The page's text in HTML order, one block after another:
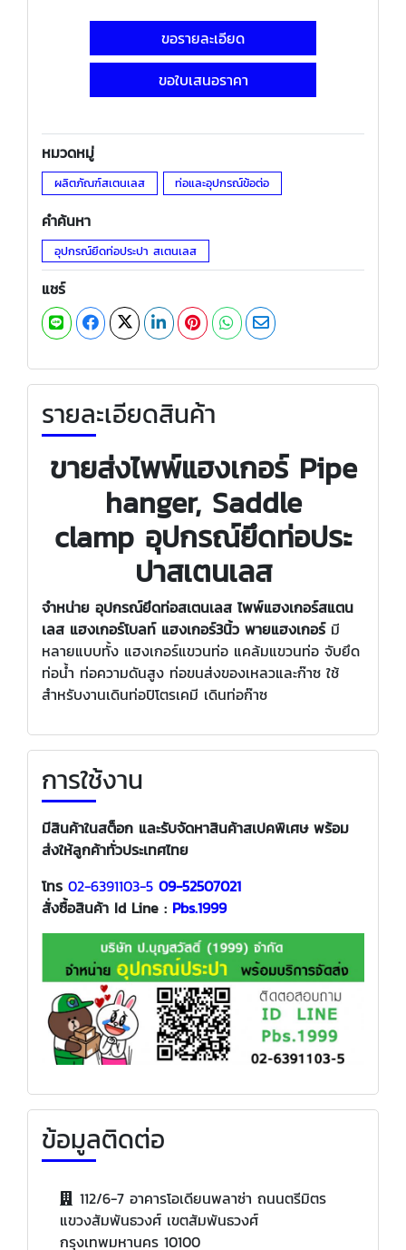
ขอรายละเอียด
ขอใบเสนอราคา
หมวดหมู่
ผลิตภัณฑ์สเตนเลส ท่อและอุปกรณ์ข้อต่อ
คำค้นหา
อุปกรณ์ยึดท่อประปา สเตนเลส
แชร์
รายละเอียดสินค้า
ขายส่งไพพ์แฮงเกอร์ Pipe
hanger, Saddle
clamp อุปกรณ์ยึดท่อประ
ปาสเตนเลส
จำหน่าย อุปกรณ์ยึดท่อสเตนเลส ไพพ์แฮงเกอร์สแตน
เลส แฮงเกอร์โบลท์ แฮงเกอร์3นิ้ว พายแฮงเกอร์มี
หลายแบบทั้ง แฮงเกอร์แขวนท่อ แคล้มแขวนท่อ จับยึด
ท่อน้ำ ท่อความดันสูง ท่อขนส่งของเหลวและก๊าซ ใช้
สำหรับงานเดินท่อปิโตรเคมี เดินท่อก๊าซ
การใช้งาน
มีสินค้าในสต็อก และรับจัดหาสินค้าสเปคพิเศษ พร้อม
ส่งให้ลูกค้าทั่วประเทศไทย
โทร 02-6391103-5 09-52507021
สั่งซื้อสินค้า Id Line : Pbs.1999
ข้อมูลติดต่อ
112/6-7 อาคารโอเดียนพลาซ่า ถนนตรีมิตร
แขวงสัมพันธวงศ์ เขตสัมพันธวงศ์
กรุงเทพมหานคร 10100